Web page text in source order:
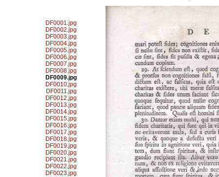
DF0001.jpg
DF0002.jpg
DF0003.jpg
DF0004.jpg
DF0005.jpg
DF0006.jpg
DF0007.jpg
DF0008.jpg
DF0009.jpg
DF0010.jpg
DF0011.jpg
DF0012.jpg
DF0013.jpg
DF0014.jpg
DF0015.jpg
DF0016.jpg
DF0017.jpg
DF0018.jpg
DF0019.jpg
DF0020.jpg
DF0021.jpg
DF0022.jpg
DF0023.jpg